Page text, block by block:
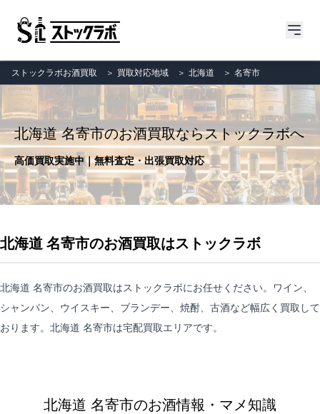
ストックラボお酒買取 ＞ 買取対応地域 ＞ 北海道 ＞ 名寄市
北海道 名寄市のお酒買取ならストックラボへ
高価買取実施中｜無料査定・出張買取対応
北海道 名寄市のお酒買取はストックラボ
北海道 名寄市のお酒買取はストックラボにお任せください。ワイン、
シャンパン、ウイスキー、ブランデー、焼酎、古酒など幅広く買取して
おります。北海道 名寄市は宅配買取エリアです。
北海道 名寄市のお酒情報・マメ知識